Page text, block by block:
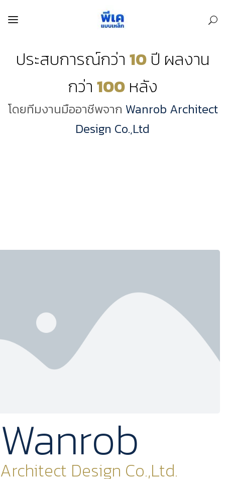
ประสบการณ์กว่า 10ปี ผลงาน
กว่า 100หลัง
โดยทีมงานมืออาชีพจาก Wanrob Architect
Design Co.,Ltd
Wanrob
Architect Design Co.,Ltd.